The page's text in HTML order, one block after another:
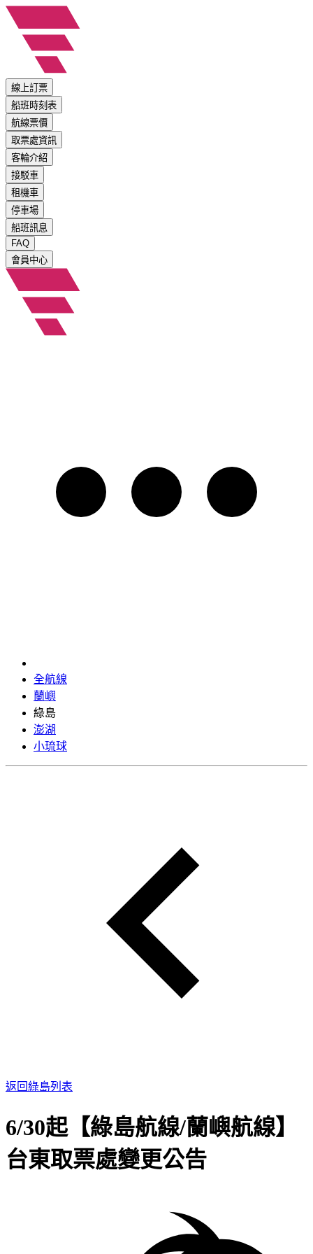
線上訂票
船班時刻表
航線票價
取票處資訊
客輪介紹
接駁車
租機車
停車場
船班訊息
FAQ
會員中心
全航線
蘭嶼
綠島
澎湖
小琉球
返回綠島列表
6/30起【綠島航線/蘭嶼航線】
台東取票處變更公告